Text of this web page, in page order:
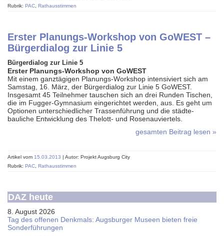
Rubrik: PAC Rathausstimmen
Erster Planungs-Workshop von GoWEST –
Bürgerdialog zur Linie 5
Bürgerdialog zur Linie 5
Erster Planungs-Workshop von GoWEST
Mit einem ganztägigen Planungs-Workshop intensiviert sich am
Samstag, 16. März, der Bürger­dialog zur Linie 5 GoWEST.
Insgesamt 45 Teilnehmer tauschen sich an drei Runden Tischen,
die im Fugger-Gymnasium eingerichtet werden, aus. Es geht um
Optionen unterschiedlicher Trassenführung und die städte­
bauliche Entwicklung des Thelott- und Rosenauviertels.
gesamten Beitrag lesen »
Artikel vom 15.03.2013 | Autor: Projekt Augsburg City
Rubrik: PAC Rathausstimmen
DAZ heute
8. August 2026
Tag des offenen Denkmals: Augsburger Museen bieten freie
Sonderführungen